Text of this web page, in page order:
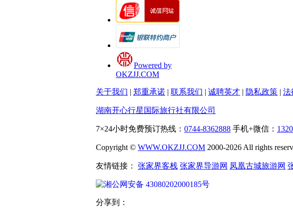
Powered by
OKZJJ.COM
关于我们 | 郑重承诺 | 联系我们 | 诚聘英才 | 隐私政策 | 法
湖南开心行星国际旅行社有限公司
7×24小时免费预订热线： 0744-8362888 手机+微信：
Copyright © WWW.OKZJJ.COM 2000-2026 All rights
友情链接： 张家界客栈 张家界导游网 凤凰古城旅游网
湘公网安备 43080202000185号
分享到：